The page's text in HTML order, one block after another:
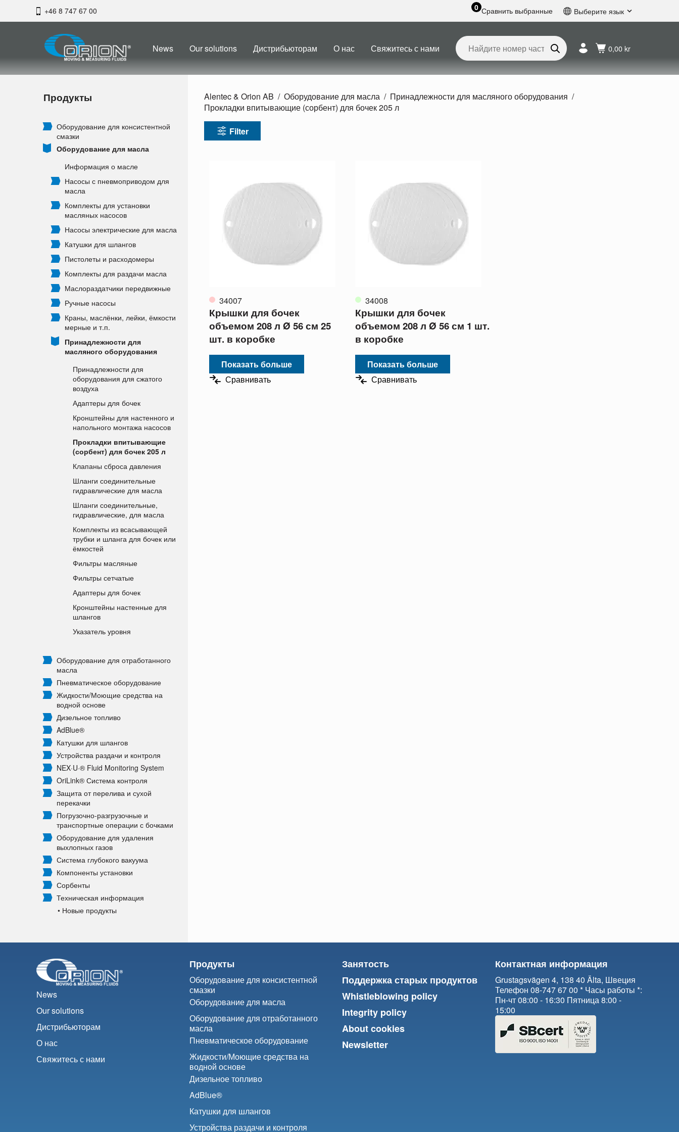
+46 8 747 67 00 0 Сравнить выбранные Выберите язык
Французский
Голландский
News Our solutions Дистрибьюторам О нас Свяжитесь с нами 0,00 kr
Продукты
Оборудование для консистентной
смазки
Оборудование для масла
Информация о масле
Насосы с пневмоприводом для
масла
Комплекты для установки
масляных насосов
Насосы электрические для масла
Катушки для шлангов
Пистолеты и расходомеры
Комплекты для раздачи масла
Маслораздатчики передвижные
Ручные насосы
Краны, маслёнки, лейки, ёмкости
мерные и т.п.
Принадлежности для
масляного оборудования
Принадлежности для
оборудования для сжатого
воздуха
Адаптеры для бочек
Кронштейны для настенного и
напольного монтажа насосов
Прокладки впитывающие
(сорбент) для бочек 205 л
Клапаны сброса давления
Шланги соединительные
гидравлические для масла
Шланги соединительные,
гидравлические, для масла
Комплекты из всасывающей
трубки и шланга для бочек или
ёмкостей
Фильтры масляные
Фильтры сетчатые
Адаптеры для бочек
Кронштейны настенные для
шлангов
Указатель уровня
Оборудование для отработанного
масла
Пневматическое оборудование
Жидкости/Моющие средства на
водной основе
Дизельное топливо
AdBlue®
Катушки для шлангов
Устройства раздачи и контроля
NEX·U·® Fluid Monitoring System
OriLink® Система контроля
Защита от перелива и сухой
перекачки
Погрузочно-разгрузочные и
транспортные операции с бочками
Оборудование для удаления
выхлопных газов
Система глубокого вакуума
Компоненты установки
Сорбенты
Техническая информация
• Новые продукты
Alentec & Orion AB Оборудование для масла
Принадлежности для масляного оборудования
Прокладки впитывающие (сорбент) для бочек 205 л
Filter
34007
Крышки для бочек
объемом 208 л Ø 56 см 25
шт. в коробке
Показать больше
Сравнивать
34008
Крышки для бочек
объемом 208 л Ø 56 см 1 шт.
в коробке
Показать больше
Сравнивать
News
Our solutions
Дистрибьюторам
О нас
Свяжитесь с нами
Продукты
Оборудование для консистентной
смазки
Оборудование для масла
Оборудование для отработанного
масла
Пневматическое оборудование
Жидкости/Моющие средства на
водной основе
Дизельное топливо
AdBlue®
Катушки для шлангов
Устройства раздачи и контроля
Занятость
Поддержка старых продуктов
Whistleblowing policy
Integrity policy
About cookies
Newsletter
Контактная информация
Grustagsvägen 4, 138 40 Älta, Швеция
Телефон 08-747 67 00 * Часы работы *:
Пн-чт 08:00 - 16:30 Пятница 8:00 -
15:00